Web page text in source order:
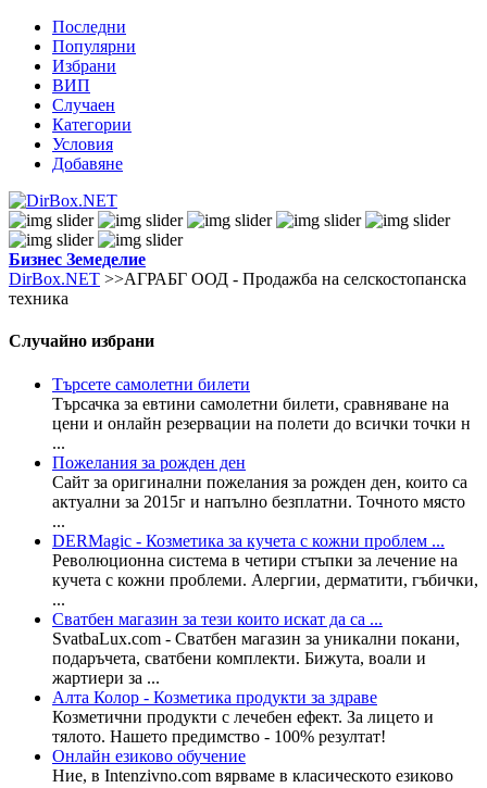
Последни
Популярни
Избрани
ВИП
Случаен
Категории
Условия
Добавяне
Бизнес Земеделие
DirBox.NET >>АГРАБГ ООД - Продажба на селскостопанска
техника
Случайно избрани
Търсете самолетни билети
Търсачка за евтини самолетни билети, сравняване на
цени и онлайн резервации на полети до всички точки н
...
Пожелания за рожден ден
Сайт за оригинални пожелания за рожден ден, които са
актуални за 2015г и напълно безплатни. Точното място
...
DERMagic - Козметика за кучета с кожни проблем ...
Революционна система в четири стъпки за лечение на
кучета с кожни проблеми. Алергии, дерматити, гъбички,
...
Сватбен магазин за тези които искат да са ...
SvatbaLux.com - Сватбен магазин за уникални покани,
подаръчета, сватбени комплекти. Бижута, воали и
жартиери за ...
Алта Колор - Козметика продукти за здраве
Козметични продукти с лечебен ефект. За лицето и
тялото. Нашето предимство - 100% резултат!
Онлайн езиково обучение
Ние, в Intenzivno.com вярваме в класическото езиково